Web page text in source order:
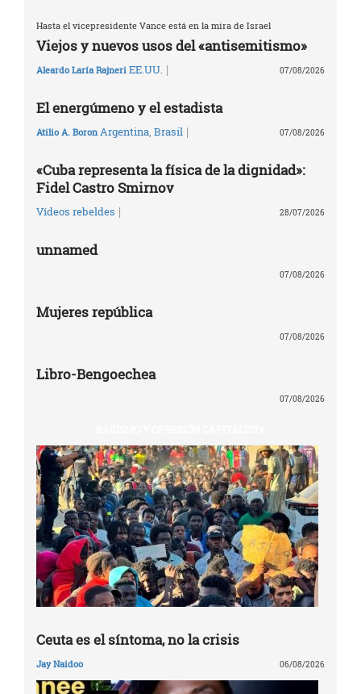
Hasta el vicepresidente Vance está en la mira de Israel
Viejos y nuevos usos del «antisemitismo»
Aleardo Laría Rajneri EE.UU. | 07/08/2026
El energúmeno y el estadista
Atilio A. Boron Argentina Brasil | 07/08/2026
«Cuba representa la física de la dignidad»:
Fidel Castro Smirnov
Vídeos rebeldes | 28/07/2026
unnamed
07/08/2026
Mujeres república
07/08/2026
Libro-Bengoechea
07/08/2026
Ceuta es el síntoma, no la crisis
Jay Naidoo 06/08/2026